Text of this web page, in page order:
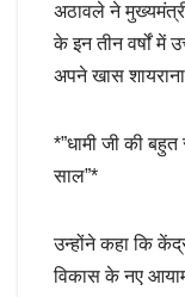
अठावले ने
के इन तीन वर्षों में
अपने खास
*”धामी जी की
साल”*
उन्होंने कहा कि
विकास के नए